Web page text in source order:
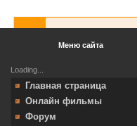
Меню сайта
Loading...
Главная страница
Онлайн фильмы
Форум